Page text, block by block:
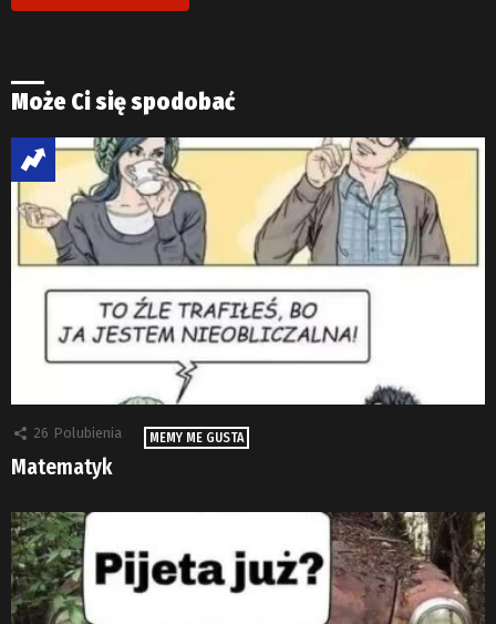
Może Ci się spodobać
26 Polubienia MEMY ME GUSTA
Matematyk